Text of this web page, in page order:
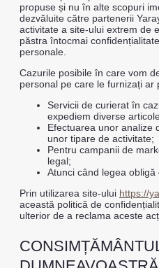
propuse și nu în alte scopuri
dezvăluite către partenerii
activitate a site-ului extrem de
păstra întocmai
personale.
Cazurile posibile în care vom
personal pe care le furnizați ar
Servicii de curierat în
expediem diverse
Efectuarea unor analize
unor tipare de activitate;
Pentru campanii de
legal;
Atunci când legea
Prin utilizarea site-ului https://
această politică de
ulterior de a reclama aceste